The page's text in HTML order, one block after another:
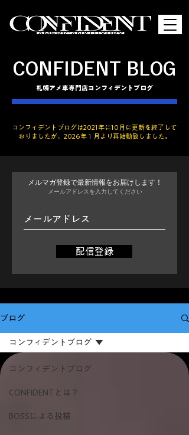
CONFIDENT BLOG
​札幌アメ車専門店コンフィデントブログ
コンフィデント​ブログは2021年に10月に更新を終了して
おりましたが、​2026年１月より再始動致しました。
メルマガ登録で最新情報をお届けします！
メールアドレスを入力してください
配信登録
ブログ
コンフィデントブログ
CONFIDENTとは？
BOSSによる投稿
コンフィデントブログ